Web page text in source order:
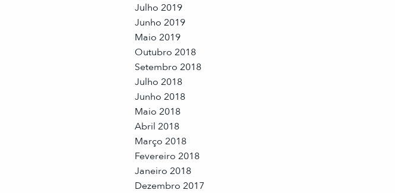
Julho 2019
Junho 2019
Maio 2019
Outubro 2018
Setembro 2018
Julho 2018
Junho 2018
Maio 2018
Abril 2018
Março 2018
Fevereiro 2018
Janeiro 2018
Dezembro 2017